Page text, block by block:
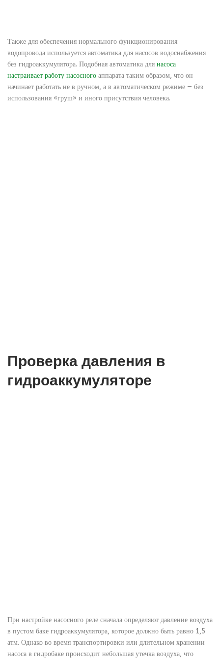
Также для обеспечения нормального функционирования
водопровода используется автоматика для насосов водоснабжения
без гидроаккумулятора. Подобная автоматика для насоса
настраивает работу насосного аппарата таким образом, что он
начинает работать не в ручном, а в автоматическом режиме — без
использования «груш» и иного присутствия человека.
Проверка давления в
гидроаккумуляторе
При настройке насосного реле сначала определяют давление воздуха
в пустом баке гидроаккумулятора, которое должно быть равно 1,5
атм. Однако во время транспортировки или длительном хранении
насоса в гидробаке происходит небольшая утечка воздуха, что